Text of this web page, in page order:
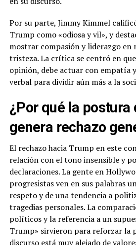
Por su parte, Jimmy Kimmel
Trump como «odiosa y vil», y
mostrar compasión y liderazgo en
tristeza. La crítica se centró en
opinión, debe actuar con empatía
verbal para dividir aún más a la
¿Por qué la postura
genera rechazo
El rechazo hacia Trump en este
relación con el tono insensible y
declaraciones. La gente en
progresistas ven en sus palabras
respeto y de una tendencia a
tragedias personales. La
políticos y la referencia a un
Trump» sirvieron para reforzar la
discurso está muy alejado de